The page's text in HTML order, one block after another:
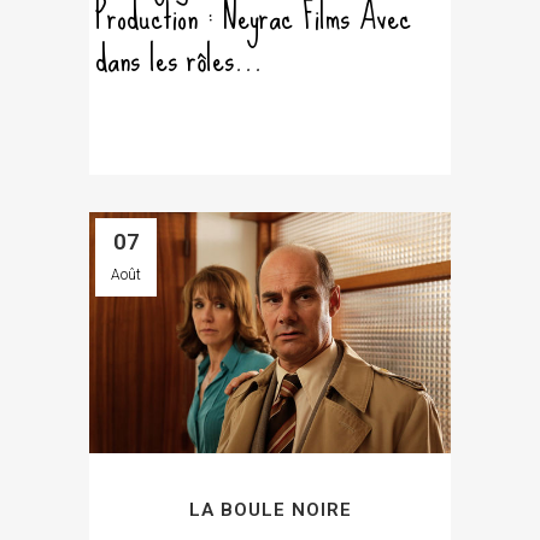
Production : Neyrac Films Avec
dans les rôles...
07
Août
LA BOULE NOIRE